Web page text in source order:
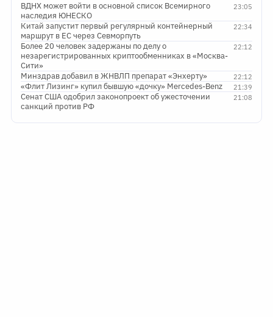
23:05
ВДНХ может войти в основной список Всемирного
наследия ЮНЕСКО
22:34
Китай запустит первый регулярный контейнерный
маршрут в ЕС через Севморпуть
22:12
Более 20 человек задержаны по делу о
незарегистрированных криптообменниках в «Москва-
Сити»
22:12
Минздрав добавил в ЖНВЛП препарат «Энхерту»
21:39
«Флит Лизинг» купил бывшую «дочку» Mercedes-Benz
21:08
Сенат США одобрил законопроект об ужесточении
санкций против РФ